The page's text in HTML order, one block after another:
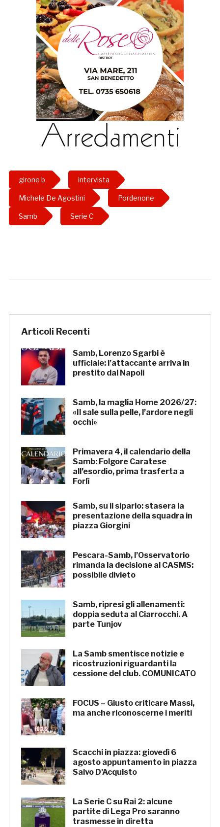
girone b intervista
Michele De Agostini Pordenone
Samb Serie C
Articoli Recenti
Samb, Lorenzo Sgarbi è
ufficiale: l’attaccante arriva in
prestito dal Napoli
Samb, la maglia Home 2026/27:
«Il sale sulla pelle, l’ardore negli
occhi»
Primavera 4, il calendario della
Samb: Folgore Caratese
all’esordio, prima trasferta a
Forlì
Samb, su il sipario: stasera la
presentazione della squadra in
piazza Giorgini
Pescara-Samb, l’Osservatorio
rimanda la decisione al CASMS:
possibile divieto
Samb, ripresi gli allenamenti:
doppia seduta al Ciarrocchi. A
parte Tunjov
La Samb smentisce notizie e
ricostruzioni riguardanti la
cessione del club. COMUNICATO
FOCUS – Giusto criticare Massi,
ma anche riconoscerne i meriti
Scacchi in piazza: giovedì 6
agosto appuntamento in piazza
Salvo D’Acquisto
La Serie C su Rai 2: alcune
partite di Lega Pro saranno
trasmesse in diretta